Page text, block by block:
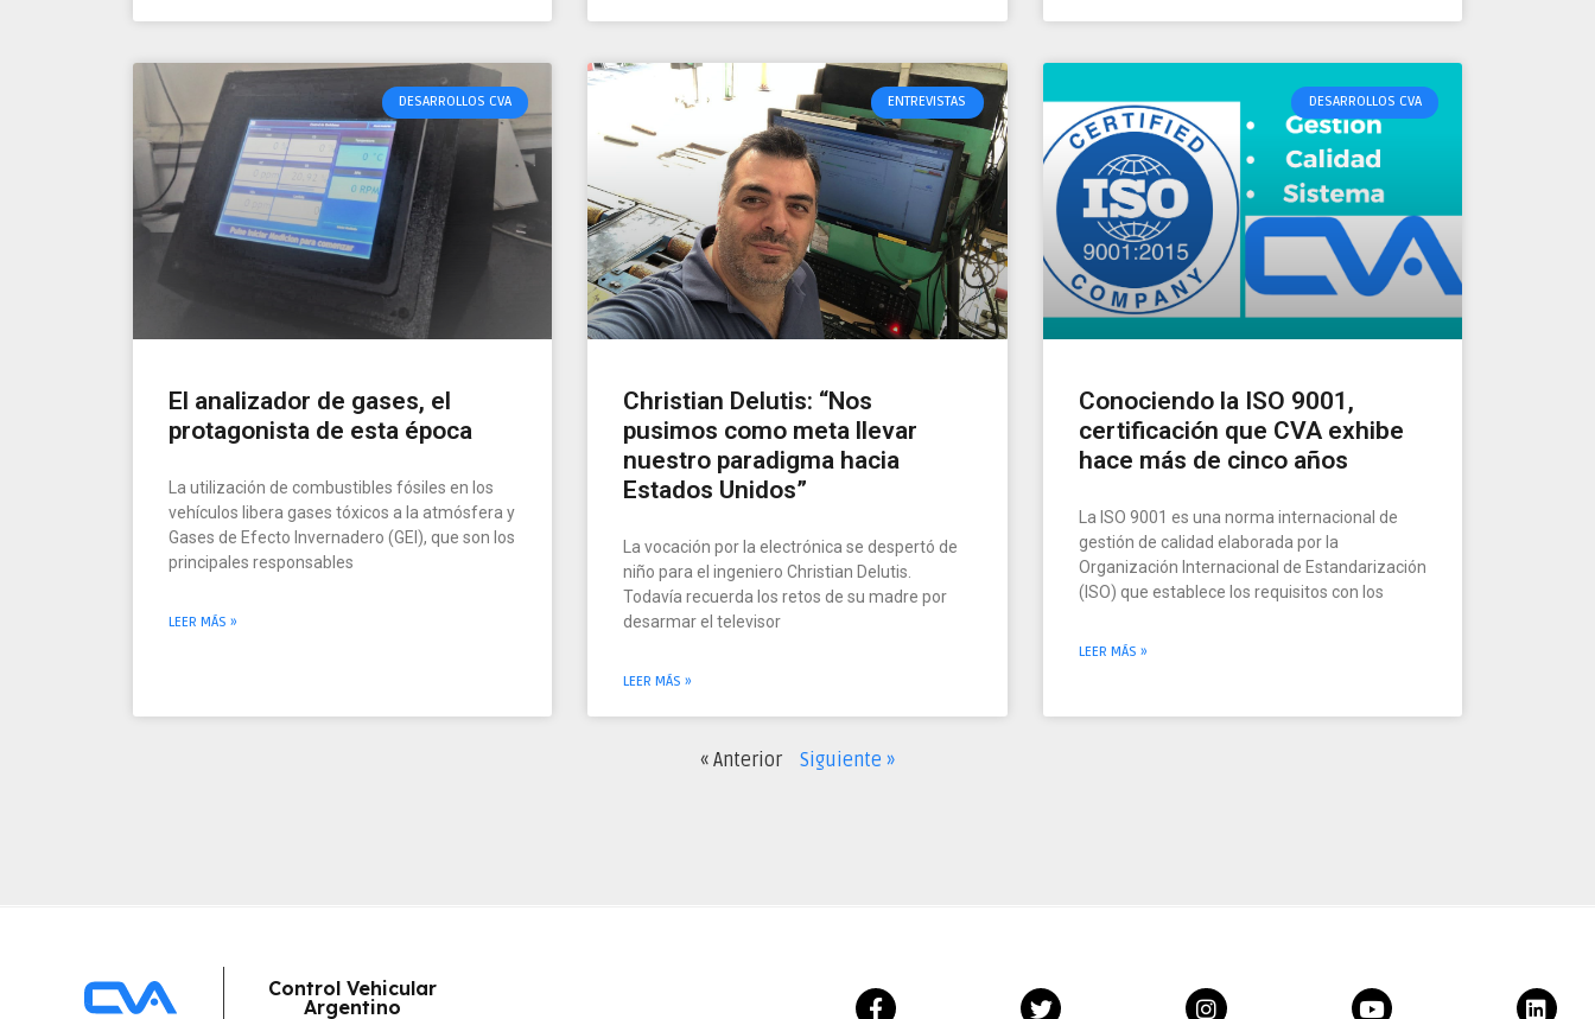
DESARROLLOS CVA
El analizador de gases, el
protagonista de esta época
La utilización de combustibles fósiles en los
vehículos libera gases tóxicos a la atmósfera y
Gases de Efecto Invernadero (GEI), que son los
principales responsables
LEER MÁS »
ENTREVISTAS
Christian Delutis: “Nos
pusimos como meta llevar
nuestro paradigma hacia
Estados Unidos”
La vocación por la electrónica se despertó de
niño para el ingeniero Christian Delutis.
Todavía recuerda los retos de su madre por
desarmar el televisor
LEER MÁS »
DESARROLLOS CVA
Conociendo la ISO 9001,
certificación que CVA exhibe
hace más de cinco años
La ISO 9001 es una norma internacional de
gestión de calidad elaborada por la
Organización Internacional de Estandarización
(ISO) que establece los requisitos con los
LEER MÁS »
« Anterior Siguiente »
Control Vehicular
Argentino